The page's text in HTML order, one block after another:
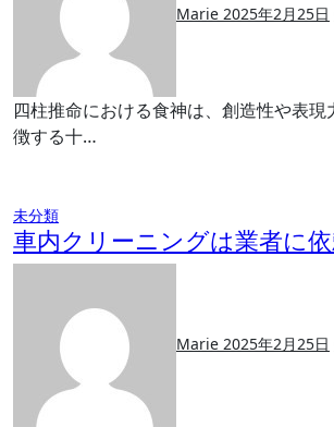
Marie 2025年2月25日
四柱推命における食神は、創造性や表現力、癒しの力を象
徴する十…
未分類
車内クリーニングは業者に
Marie 2025年2月25日